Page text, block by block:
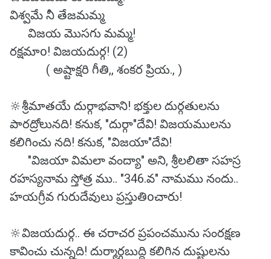
విశ్వమే నీ తేజమమ్మ
విజయ మొసగు మమ్మ!
రక్షమాo! విజయదుర్గ! (2)
( అష్టాక్షరి గీతి,, శంకర ప్రియ., )
🔆శ్రీమాతయే దుర్గాభవాని! భక్తుల దుర్గతులను
పారద్రోలునది! కనుక, "దుర్గా"దేవి! విజయములను
కలిగించు నది! కనుక, "విజయా"దేవి!
"విజయా విమలా వంద్యా" అని, శ్రీలలితా సహస్ర
రహస్యనామ స్తోత్ర ము.. "346.వ" నామము నందు..
హయగ్రీవ గురుదేవులు ప్రస్తుతిoచారు!
🔆విజయదుర్గ.. ఈ చరాచర ప్రపంచమును సంరక్షణ
కావించు చున్నది! దుర్మార్గబుద్ధి కలిగిన దుష్టులను